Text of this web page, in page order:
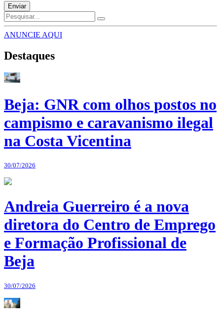
Enviar
ANUNCIE AQUI
Destaques
Beja: GNR com olhos postos no
campismo e caravanismo ilegal
na Costa Vicentina
30/07/2026
Andreia Guerreiro é a nova
diretora do Centro de Emprego
e Formação Profissional de
Beja
30/07/2026